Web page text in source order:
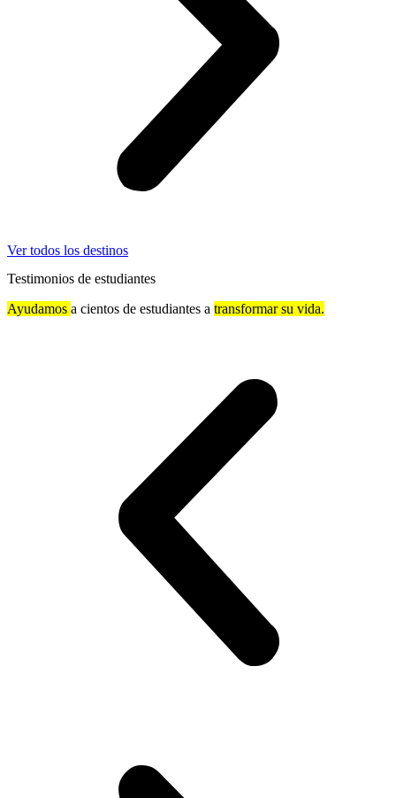
Ver todos los destinos
Testimonios de estudiantes
Ayudamos a cientos de estudiantes a transformar su vida.